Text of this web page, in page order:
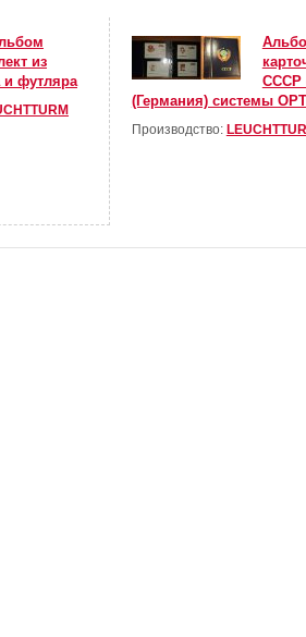
из
и футляра
СССР
(Германия) системы
Производство: